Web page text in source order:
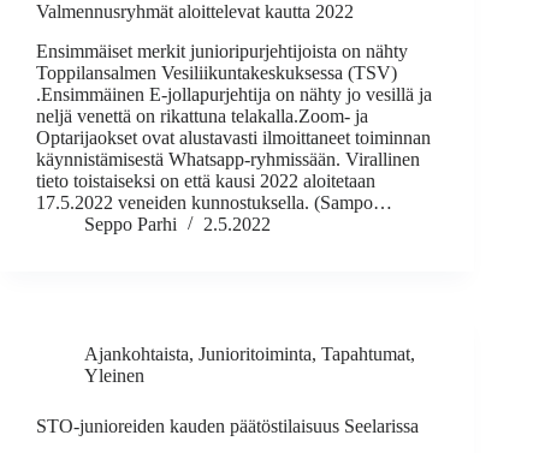
Valmennusryhmät aloittelevat kautta 2022
Ensimmäiset merkit junioripurjehtijoista on nähty
Toppilansalmen Vesiliikuntakeskuksessa (TSV)
.Ensimmäinen E-jollapurjehtija on nähty jo vesillä ja
neljä venettä on rikattuna telakalla.Zoom- ja
Optarijaokset ovat alustavasti ilmoittaneet toiminnan
käynnistämisestä Whatsapp-ryhmissään. Virallinen
tieto toistaiseksi on että kausi 2022 aloitetaan
17.5.2022 veneiden kunnostuksella. (Sampo…
Seppo Parhi
2.5.2022
Ajankohtaista, Junioritoiminta, Tapahtumat,
Yleinen
STO-junioreiden kauden päätöstilaisuus Seelarissa